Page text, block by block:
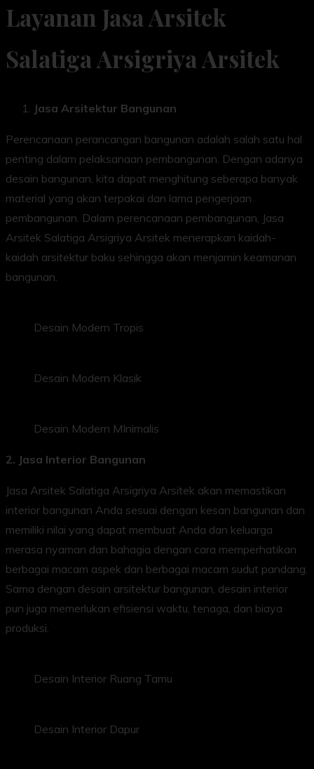
Layanan Jasa Arsitek
Salatiga Arsigriya Arsitek
Jasa Arsitektur Bangunan
Perencanaan perancangan bangunan adalah salah satu hal
penting dalam pelaksanaan pembangunan. Dengan adanya
desain bangunan, kita dapat menghitung seberapa banyak
material yang akan terpakai dan lama pengerjaan
pembangunan. Dalam perencanaan pembangunan, Jasa
Arsitek Salatiga Arsigriya Arsitek menerapkan kaidah-
kaidah arsitektur baku sehingga akan menjamin keamanan
bangunan.
Desain Modern Tropis
Desain Modern Klasik
Desain Modern MInimalis
2. Jasa Interior Bangunan
Jasa Arsitek Salatiga Arsigriya Arsitek akan memastikan
interior bangunan Anda sesuai dengan kesan bangunan dan
memiliki nilai yang dapat membuat Anda dan keluarga
merasa nyaman dan bahagia dengan cara memperhatikan
berbagai macam aspek dan berbagai macam sudut pandang.
Sama dengan desain arsitektur bangunan, desain interior
pun juga memerlukan efisiensi waktu, tenaga, dan biaya
produksi.
Desain Interior Ruang Tamu
Desain Interior Dapur